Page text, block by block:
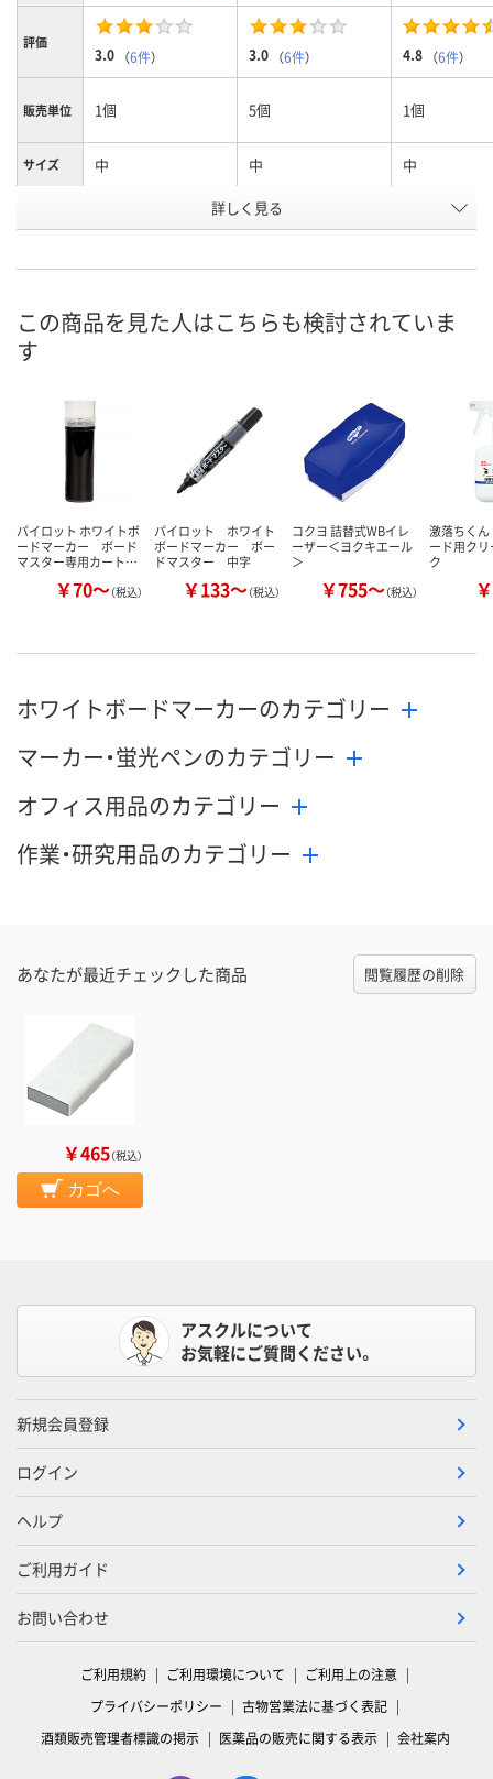
評価
3.0 （6件） 3.0 （6件） 4.8 （6件）
販売単位 1個 5個 1個
サイズ 中 中 中
本体
号
お届け日
数量
カゴへ
数量
カゴへ
詳しく見る
この商品を見た人はこちらも検討されていま
す
パイロット ホワイトボ
ードマーカー ボード
マスター専用カート…
￥70～（税込）
パイロット ホワイト
ボードマーカー ボー
ドマスター 中字
￥133～（税込）
コクヨ 詰替式WBイレ
ーザー＜ヨクキエール
＞
￥755～（税込）
激落ちく
ード用ク
ク
ホワイトボードマーカーのカテゴリー
マーカー・蛍光ペンのカテゴリー
オフィス用品のカテゴリー
作業・研究用品のカテゴリー
あなたが最近チェックした商品 閲覧履歴の削除
￥465（税込）
カゴへ
アスクルについて
お気軽にご質問ください。
新規会員登録
ログイン
ヘルプ
ご利用ガイド
お問い合わせ
ご利用規約 ご利用環境について
ご利用上の注意
プライバシーポリシー
古物営業法に基づく表記
酒類販売管理者標識の掲示
医薬品の販売に関する表示 会社案内